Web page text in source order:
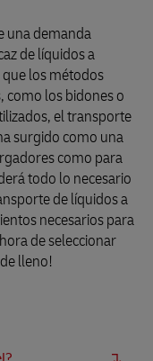
una demanda
de líquidos a
los métodos
como los bidones o
el transporte
surgido como una
como para
todo lo necesario
de líquidos a
necesarios para
de seleccionar
lleno!